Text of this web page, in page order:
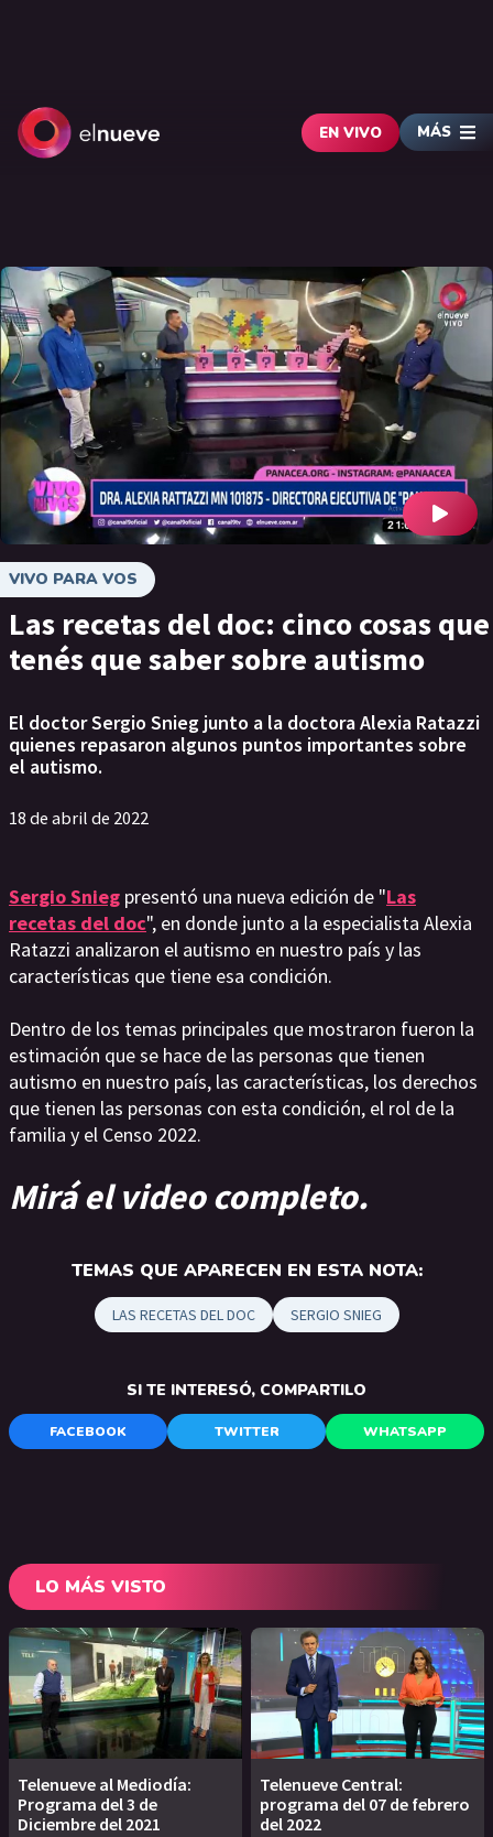
EN VIVO MÁS
VIVO PARA VOS
Las recetas del doc: cinco cosas que
tenés que saber sobre autismo
El doctor Sergio Snieg junto a la doctora Alexia Ratazzi
quienes repasaron algunos puntos importantes sobre
el autismo.
18 de abril de 2022
Sergio Snieg presentó una nueva edición de "Las
recetas del doc", en donde junto a la especialista Alexia
Ratazzi analizaron el autismo en nuestro país y las
características que tiene esa condición.
Dentro de los temas principales que mostraron fueron la
estimación que se hace de las personas que tienen
autismo en nuestro país, las características, los derechos
que tienen las personas con esta condición, el rol de la
familia y el Censo 2022.
Mirá el video completo.
TEMAS QUE APARECEN EN ESTA NOTA:
LAS RECETAS DEL DOC SERGIO SNIEG
SI TE INTERESÓ, COMPARTILO
FACEBOOK TWITTER WHATSAPP
LO MÁS VISTO
Telenueve al Mediodía:
Programa del 3 de
Diciembre del 2021
Telenueve Central:
programa del 07 de febrero
del 2022